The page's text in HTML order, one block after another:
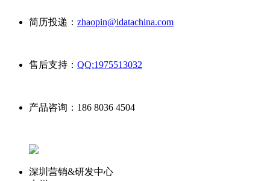
简历投递： zhaopin@idatachina.com
售后支持： QQ:1975513032
产品咨询： 186 8036 4504
深圳营销&研发中心